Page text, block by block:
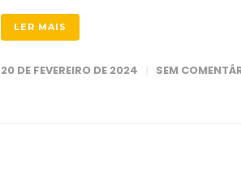
LER MAIS
20 DE FEVEREIRO DE 2024 SEM